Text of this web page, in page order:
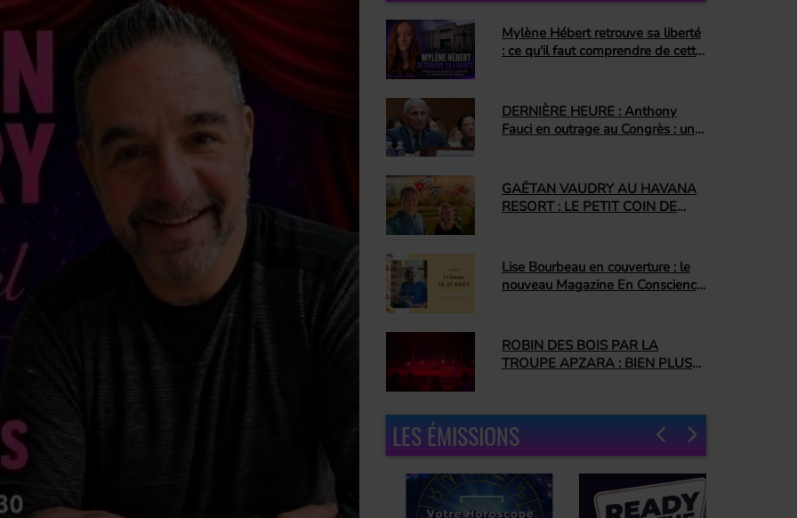
Mylène Hébert retrouve sa liberté
: ce qu'il faut comprendre de cette
DERNIÈRE HEURE : Anthony
Fauci en outrage au Congrès : un
GAËTAN VAUDRY AU HAVANA
RESORT : LE PETIT COIN DE
Lise Bourbeau en couverture : le
nouveau Magazine En Conscience
ROBIN DES BOIS PAR LA
TROUPE APZARA : BIEN PLUS
LES ÉMISSIONS